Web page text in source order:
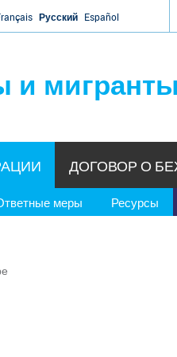
Русский Español
и мигранты
меры Ресурсы
ДОГОВОР О